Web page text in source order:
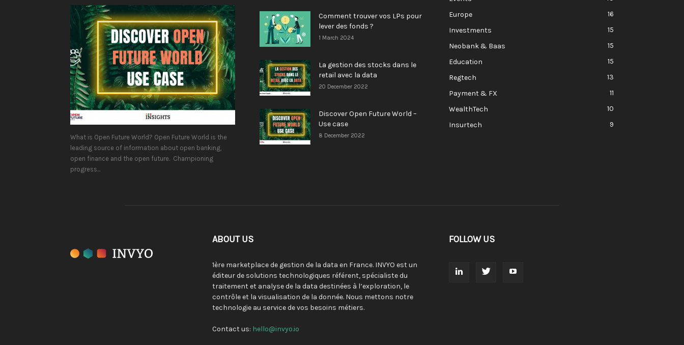
What is Open Future World? Open Future World is the
leading source of information about open banking,
open finance and the open future. Championing
progress...
Comment trouver vos LPs pour
lever des fonds ?
1 March 2024
La gestion des stocks dans le
retail avec la data
20 December 2022
Discover Open Future World –
Use case
8 December 2022
Europe
16
Investments
15
Neobank & Baas
15
Education
15
Regtech
13
Payment & FX
11
WealthTech
10
Insurtech
9
ABOUT US
1ère marketplace de gestion de la data en France. INVYO est un
éditeur de solutions technologiques référent, spécialiste du
traitement et analyse de la data destinées à l’exploration, le
contrôle et la visualisation de la donnée. Nous mettons notre
technologie au service de vos besoins métiers.
Contact us: hello@invyo.io
FOLLOW US